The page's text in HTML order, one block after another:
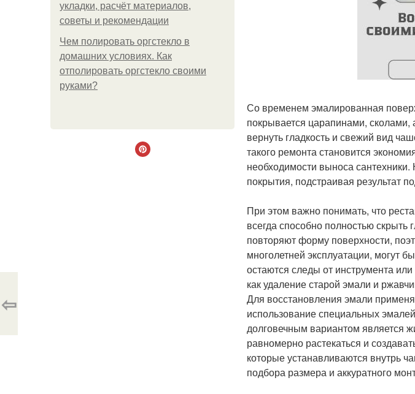
укладки, расчёт материалов,
советы и рекомендации
Чем полировать оргстекло в
домашних условиях. Как
отполировать оргстекло своими
руками?
Со временем эмалированная
покрывается царапинами,
вернуть гладкость и свежий вид
такого ремонта становится
необходимости выноса сантехники.
покрытия, подстраивая результат
При этом важно понимать, что
всегда способно полностью
повторяют форму поверхности,
многолетней эксплуатации, могут
остаются следы от инструмента
как удаление старой эмали и
Для восстановления эмали
использование специальных
долговечным вариантом является
равномерно растекаться и
которые устанавливаются внутрь
подбора размера и аккуратного
⇦